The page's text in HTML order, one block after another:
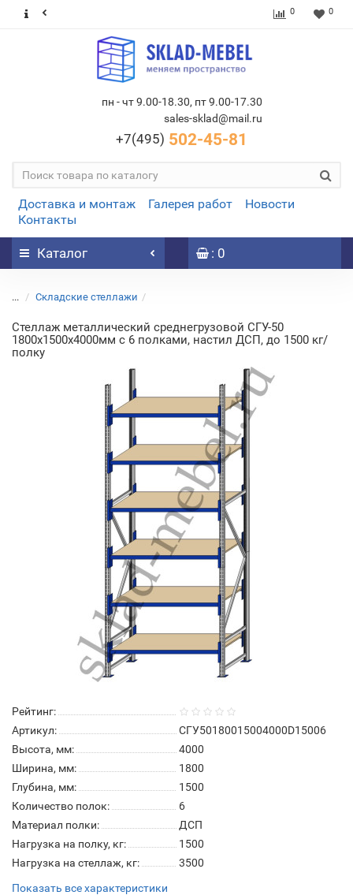
0 0
пн - чт 9.00-18.30, пт 9.00-17.30
sales-sklad@mail.ru
+7(495) 502-45-81
Доставка и монтаж Галерея работ
Новости
Контакты
Каталог : 0
... Складские стеллажи
Стеллаж металлический среднегрузовой СГУ-50
1800х1500х4000мм с 6 полками, настил ДСП, до 1500 кг/
полку
Рейтинг:
Артикул:
СГУ50180015004000D15006
Высота, мм:
4000
Ширина, мм:
1800
Глубина, мм:
1500
Количество полок:
6
Материал полки:
ДСП
Нагрузка на полку, кг:
1500
Нагрузка на стеллаж, кг:
3500
Показать все характеристики